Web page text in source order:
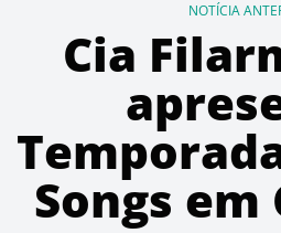
NOTÍCIA
Cia
Songs em